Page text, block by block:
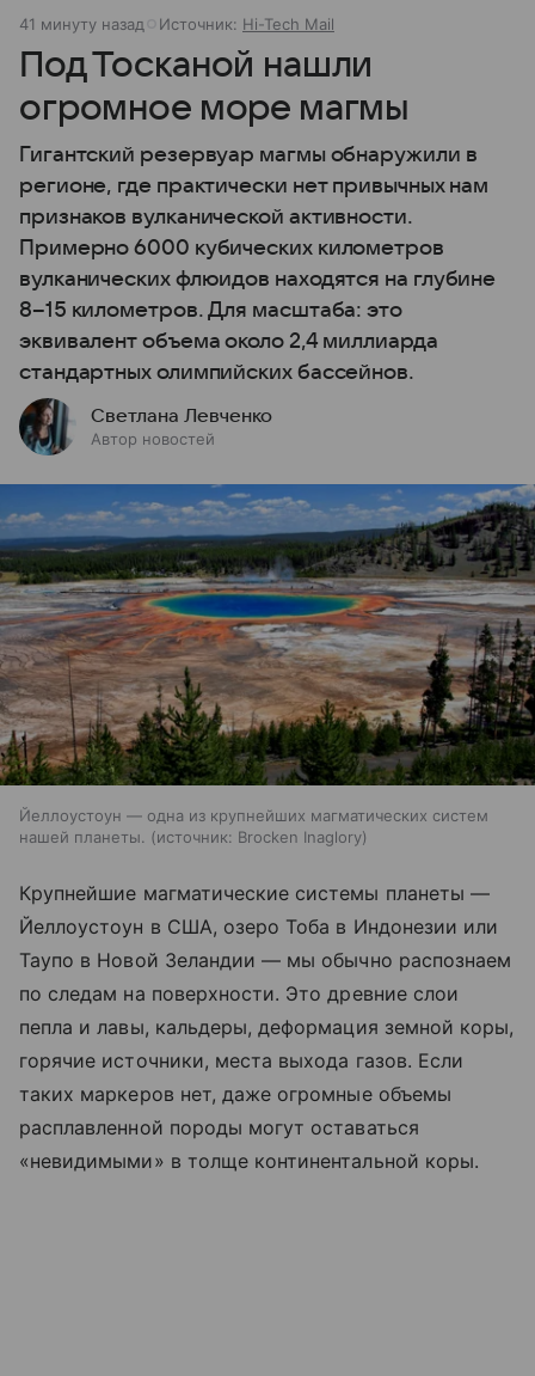
41 минуту назад Источник: Hi-Tech Mail
Под Тосканой нашли
огромное море магмы
Гигантский резервуар магмы обнаружили в
регионе, где практически нет привычных нам
признаков вулканической активности.
Примерно 6000 кубических километров
вулканических флюидов находятся на глубине
8–15 километров. Для масштаба: это
эквивалент объема около 2,4 миллиарда
стандартных олимпийских бассейнов.
Светлана Левченко
Автор новостей
Йеллоустоун — одна из крупнейших магматических систем
нашей планеты.
источник: Brocken Inaglory
Крупнейшие магматические системы планеты —
Йеллоустоун в США, озеро Тоба в Индонезии или
Таупо в Новой Зеландии — мы обычно распознаем
по следам на поверхности. Это древние слои
пепла и лавы, кальдеры, деформация земной коры,
горячие источники, места выхода газов. Если
таких маркеров нет, даже огромные объемы
расплавленной породы могут оставаться
«невидимыми» в толще континентальной коры.